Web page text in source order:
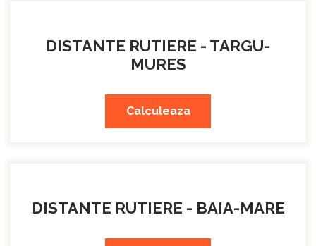
DISTANTE RUTIERE - TARGU-
MURES
Calculeaza
DISTANTE RUTIERE - BAIA-MARE